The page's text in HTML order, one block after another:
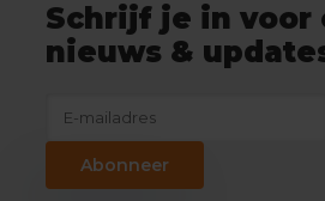
Schrijf je in voor
nieuws &
Abonneer